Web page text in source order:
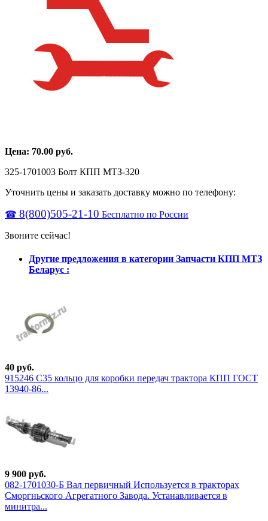
Цена: 70.00 руб.
325-1701003 Болт КПП МТЗ-320
Уточнить цены и заказать доставку можно по телефону:
☎ 8(800)505-21-10 Бесплатно по России
Звоните сейчас!
Другие предложения в категории Запчасти КПП МТЗ
Беларус :
40 руб.
915246 С35 кольцо для коробки передач трактора КПП ГОСТ
13940-86...
9 900 руб.
082-1701030-Б Вал первичный Используется в тракторах
Сморгньского Агрегатного Завода. Устанавливается в
минитра...